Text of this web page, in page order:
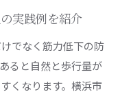
実践例を紹介
でなく筋力低下の防
ると自然と歩行量が
くなります。横浜市